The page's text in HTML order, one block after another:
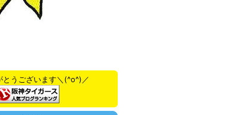
とうございます＼(^o^)／